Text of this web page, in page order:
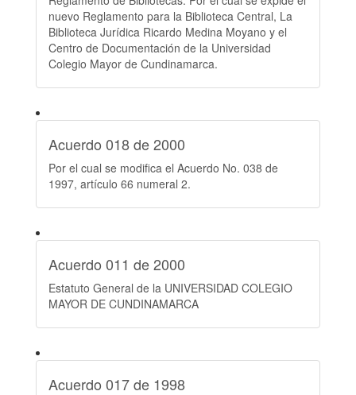
nuevo Reglamento para la Biblioteca Central, La
Biblioteca Jurídica Ricardo Medina Moyano y el
Centro de Documentación de la Universidad
Colegio Mayor de Cundinamarca.
Acuerdo 018 de 2000
Por el cual se modifica el Acuerdo No. 038 de
1997, artículo 66 numeral 2.
Acuerdo 011 de 2000
Estatuto General de la UNIVERSIDAD COLEGIO
MAYOR DE CUNDINAMARCA
Acuerdo 017 de 1998